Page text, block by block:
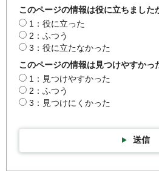
このページの情報は役に立ちました
1：役に立った
2：ふつう
3：役に立たなかった
このページの情報は見つけやすかっ
1：見つけやすかった
2：ふつう
3：見つけにくかった
送信